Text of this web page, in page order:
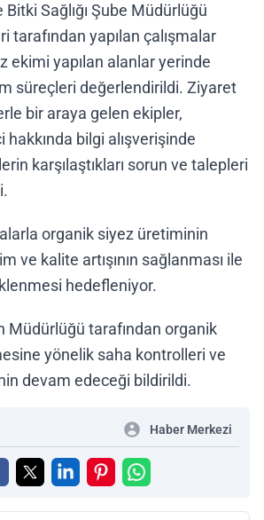
Sağlığı Şube Müdürlüğü
tarafından yapılan çalışmalar
ekimi yapılan alanlar yerinde
süreçleri değerlendirildi. Ziyaret
bir araya gelen ekipler,
bilgi alışverişinde
karşılaştıkları sorun ve talepleri
organik siyez üretiminin
ve kalite artışının sağlanması ile
hedefleniyor.
Müdürlüğü tarafından organik
yönelik saha kontrolleri ve
devam edeceği bildirildi.
Haber Merkezi